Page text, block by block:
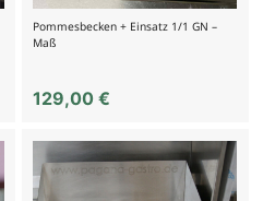
Pommesbecken + Einsatz 1/1 GN –
Maß
129,00€